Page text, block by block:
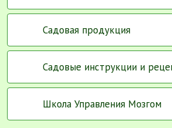
Садовая продукция
Садовые инструкции и
Школа Управления Мозгом